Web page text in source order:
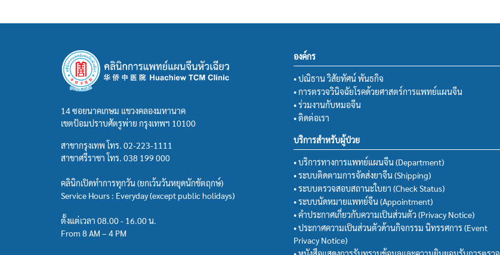
14 ซอยนาคเกษม แขวงคลองมหานาค
เขตป้อมปราบศัตรูพ่าย กรุงเทพฯ 10100
สาขากรุงเทพ โทร. 02-223-1111
สาขาศรีราชา โทร. 038 199 000
คลินิกเปิดทำการทุกวัน (ยกเว้นวันหยุดนักขัตฤกษ์)
Service Hours : Everyday (except public holidays)
ตั้งแต่เวลา 08.00 - 16.00 น.
From 8 AM – 4 PM
องค์กร
• ปณิธาน วิสัยทัศน์ พันธกิจ
• การตรวจวินิจฉัยโรคด้วยศาสตร์การแพทย์แผนจีน
• ร่วมงานกับหมอจีน
• ติดต่อเรา
บริการสำหรับผู้ป่วย
• บริการทางการแพทย์แผนจีน (Department)
• ระบบติดตามการจัดส่งยาจีน (Shipping)
• ระบบตรวจสอบสถานะใบยา (Check Status)
• ระบบนัดหมายแพทย์จีน (Appointment)
• คำประกาศเกี่ยวกับความเป็นส่วนตัว (Privacy Notice)
• ประกาศความเป็นส่วนตัวด้านกิจกรรม นิทรรศการ (Event
Privacy Notice)